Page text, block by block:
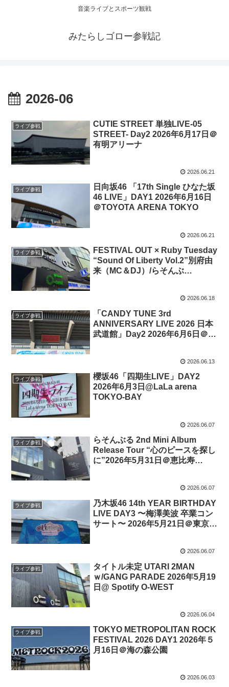
音楽ライブとスポーツ観戦
みたらしゴロー参戦記
2026-06
ライブ参戦
CUTIE STREET 単独LIVE-05
STREET- Day2 2026年6月17日＠
有明アリーナ
2026.06.21
ライブ参戦
日向坂46 「17th Single ひなた坂
46 LIVE」DAY1 2026年6月16日
＠TOYOTA ARENA TOKYO
2026.06.21
ライブ参戦
FESTIVAL OUT × Ruby Tuesday
“Sound Of Liberty Vol.2”別府由
来（MC＆DJ）/らそんぶ
2026.06.18
ライブ参戦
「CANDY TUNE 3rd
ANNIVERSARY LIVE 2026 日本
武道館」Day2 2026年6月6日＠日
2026.06.13
ライブ参戦
櫻坂46「四期生LIVE」DAY2
2026年6月3日@LaLa arena
TOKYO-BAY
2026.06.07
ライブ参戦
らそんぶる 2nd Mini Album
Release Tour “心のピースを探し
に”2026年5月31日＠恵比寿
2026.06.07
ライブ参戦
乃⽊坂46 14th YEAR BIRTHDAY
LIVE DAY3 〜梅澤美波 卒業コン
サート〜 2026年5月21日＠東京ド
2026.06.07
ライブ参戦
タイトル未定 UTARI 2MAN
ｗ/GANG PARADE 2026年5月19
日@ Spotify O-WEST
2026.06.04
ライブ参戦
TOKYO METROPOLITAN ROCK
FESTIVAL 2026 DAY1 2026年５
月16日＠海の森公園
2026.06.03